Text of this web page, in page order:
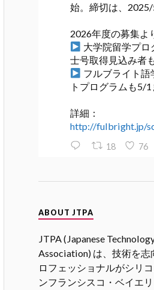
始。締切は、2025/
2026年度の募集よ
大学院留学プロ
士号取得見込み者
フルブライト語
トプログラムも5/
詳細：
http://fulbright.jp/
18 76
JTPA@シリコンバ
30 1月 2025
「スタートアップ
考える」 若手起業
セラレータの各分
をお招きし、「ス
ABOUT JTPA
JTPA (Japanese
Association) は、技術を
ロフェッショナルがシリ
ンフランシスコ・ベイエ